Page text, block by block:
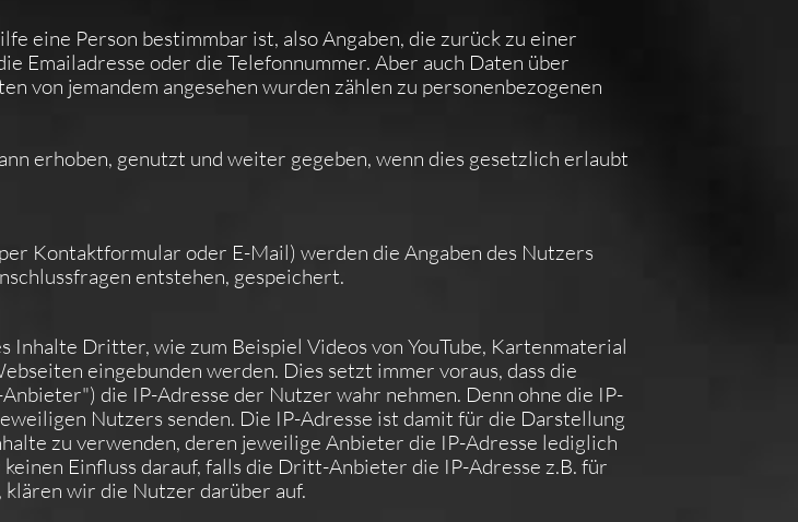
eine Person bestimmbar ist, also Angaben, die zurück zu einer
Emailadresse oder die Telefonnummer. Aber auch Daten über
von jemandem angesehen wurden zählen zu personenbezogenen
erhoben, genutzt und weiter gegeben, wenn dies gesetzlich erlaubt
Kontaktformular oder E-Mail) werden die Angaben des Nutzers
entstehen, gespeichert.
Inhalte Dritter, wie zum Beispiel Videos von YouTube, Kartenmaterial
eingebunden werden. Dies setzt immer voraus, dass die
die IP-Adresse der Nutzer wahr nehmen. Denn ohne die IP-
Nutzers senden. Die IP-Adresse ist damit für die Darstellung
zu verwenden, deren jeweilige Anbieter die IP-Adresse lediglich
Einfluss darauf, falls die Dritt-Anbieter die IP-Adresse z.B. für
wir die Nutzer darüber auf.